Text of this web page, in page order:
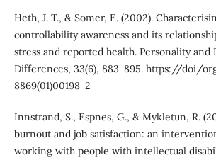
Heth, J. T., & Somer, E. (2002).
controllability awareness and its
stress and reported health. Personality and
Differences, 33(6), 883-895. https://doi/
8869(01)00198-2
Innstrand, S., Espnes, G., & Mykletun, R.
burnout and job satisfaction: an
working with people with intellectual